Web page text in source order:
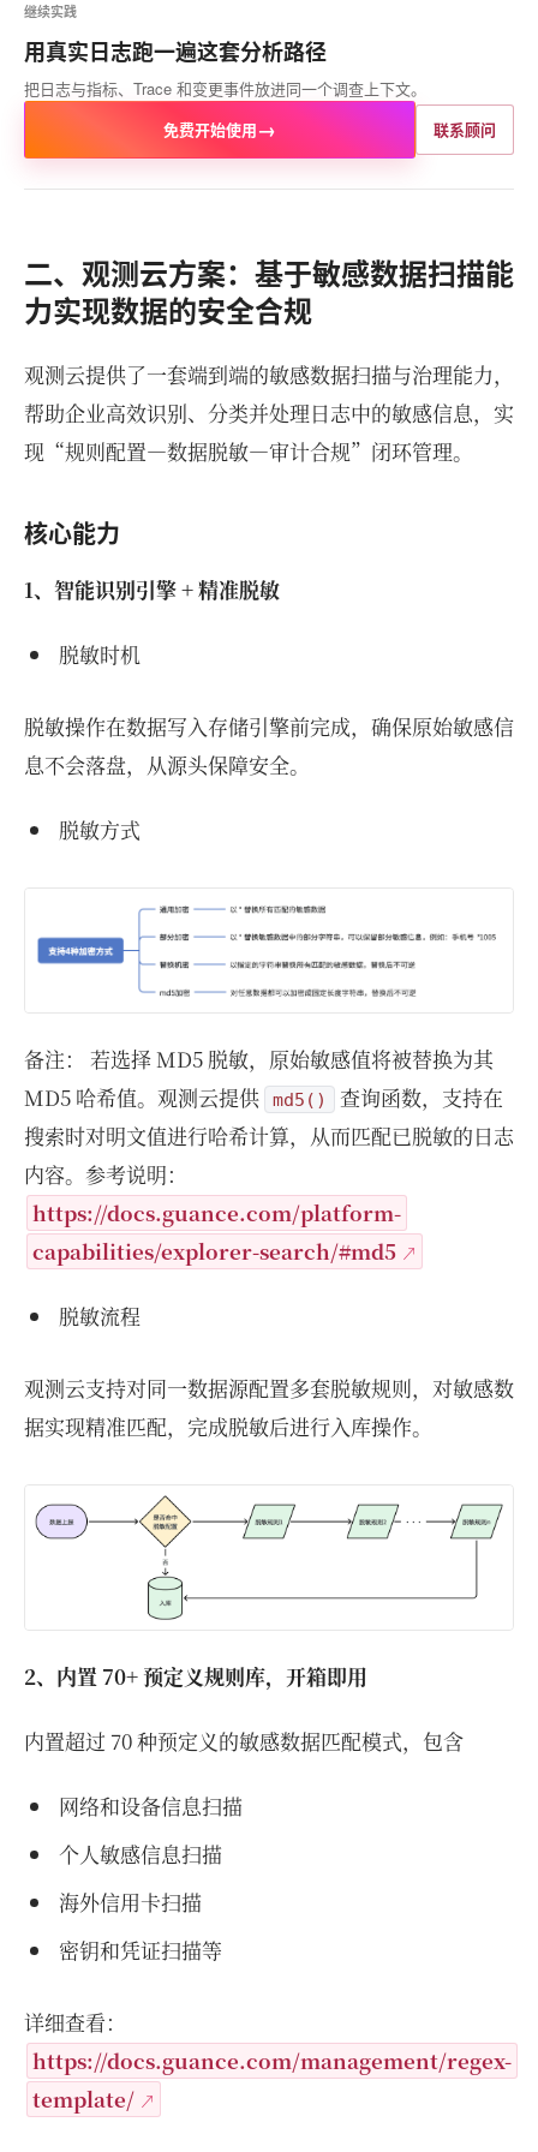
继续实践
用真实日志跑一遍这套分析路径
把日志与指标、Trace 和变更事件放进同一个调查上下文。
免费开始使用→ 联系顾问
二、观测云方案：基于敏感数据扫描能
力实现数据的安全合规
观测云提供了一套端到端的敏感数据扫描与治理能力，
帮助企业高效识别、分类并处理日志中的敏感信息，实
现“规则配置—数据脱敏—审计合规”闭环管理。
核心能力
1、智能识别引擎 + 精准脱敏
脱敏时机
脱敏操作在数据写入存储引擎前完成，确保原始敏感信
息不会落盘，从源头保障安全。
脱敏方式
备注： 若选择 MD5 脱敏，原始敏感值将被替换为其
MD5 哈希值。观测云提供
md5()
查询函数，支持在
搜索时对明文值进行哈希计算，从而匹配已脱敏的日志
内容。参考说明：
https://docs.guance.com/platform-
capabilities/explorer-search/#md5
脱敏流程
观测云支持对同一数据源配置多套脱敏规则，对敏感数
据实现精准匹配，完成脱敏后进行入库操作。
2、内置 70+ 预定义规则库，开箱即用
内置超过 70 种预定义的敏感数据匹配模式，包含
网络和设备信息扫描
个人敏感信息扫描
海外信用卡扫描
密钥和凭证扫描等
详细查看：
https://docs.guance.com/management/regex-
template/